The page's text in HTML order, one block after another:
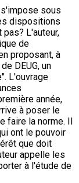
sous
dispositions
L'auteur,
de
proposant, à
DEUG, un
L'ouvrage
année,
à poser le
faire la norme. Il
ont le pouvoir
que doit
appelle les
à l'étude de